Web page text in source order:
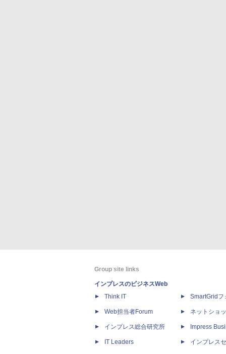
Group site links
インプレスのビジネスWeb
Think IT
Web担当者Forum
インプレス総合研究所
IT Leaders
SmartGridフ
ネットショ
Impress
インプレス